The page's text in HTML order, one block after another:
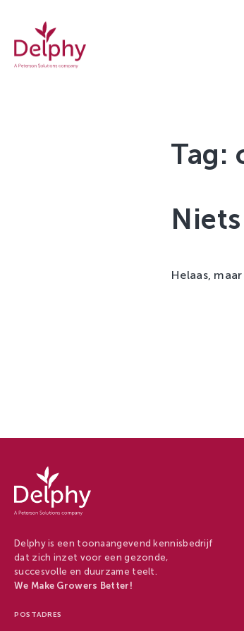
Delphy
Tag:
Helaas,
Delphy
-
Delphy
Delphy is een toonaangevend kennisbedrijf
dat zich inzet voor een gezonde,
succesvolle en duurzame teelt.
We Make Growers Better!
POSTADRES